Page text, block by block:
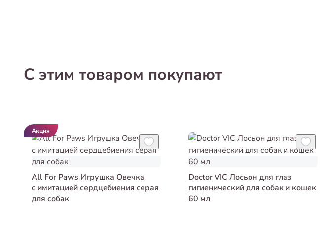
С этим товаром покупают
Акция
All For Paws Игрушка Овечка
с имитацией сердцебиения серая
для собак
Doctor VIC Лосьон для глаз
гигиенический для собак и кошек
60 мл